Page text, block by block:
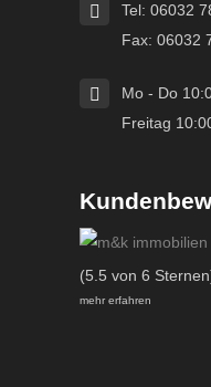
Tel: 06032
Fax: 06032
Mo - Do
Freitag
(5.5 von 6
mehr erfahren